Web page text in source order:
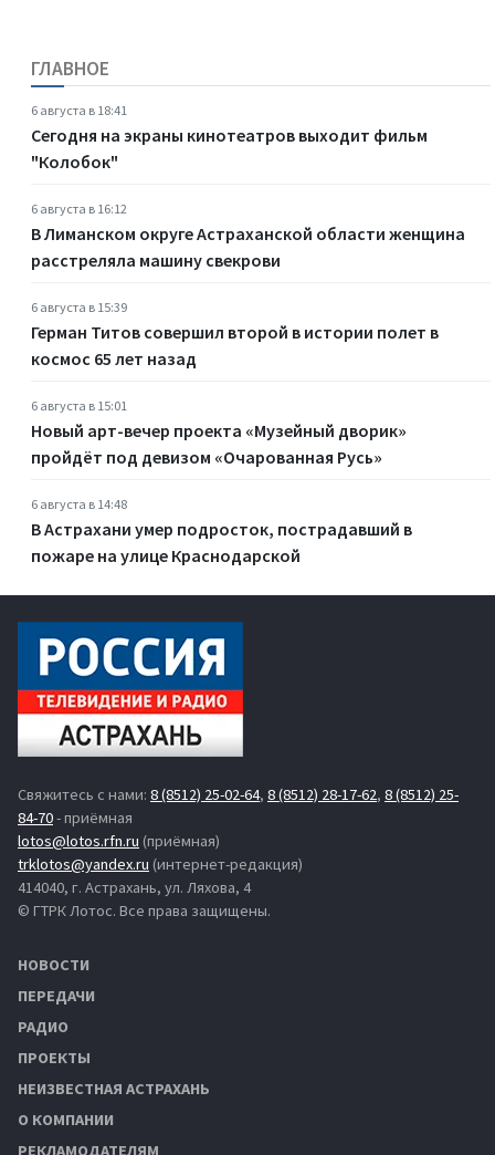
ГЛАВНОЕ
6 августа в 18:41
Сегодня на экраны кинотеатров выходит фильм
"Колобок"
6 августа в 16:12
В Лиманском округе Астраханской области женщина
расстреляла машину свекрови
6 августа в 15:39
Герман Титов совершил второй в истории полет в
космос 65 лет назад
6 августа в 15:01
Новый арт-вечер проекта «Музейный дворик»
пройдёт под девизом «Очарованная Русь»
6 августа в 14:48
В Астрахани умер подросток, пострадавший в
пожаре на улице Краснодарской
Свяжитесь с нами: 8 (8512) 25-02-64, 8 (8512) 28-17-62, 8 (8512) 25-
84-70- приёмная
lotos@lotos.rfn.ru (приёмная)
trklotos@yandex.ru (интернет-редакция)
414040, г. Астрахань, ул. Ляхова, 4
© ГТРК Лотос. Все права защищены.
НОВОСТИ
ПЕРЕДАЧИ
РАДИО
ПРОЕКТЫ
НЕИЗВЕСТНАЯ АСТРАХАНЬ
О КОМПАНИИ
РЕКЛАМОДАТЕЛЯМ